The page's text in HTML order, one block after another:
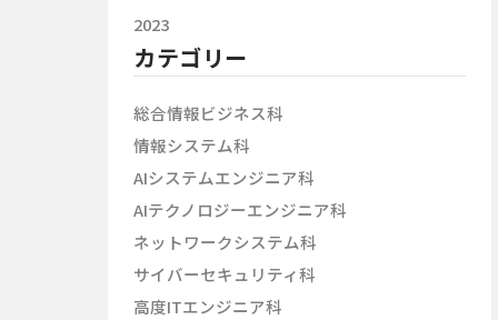
2023
カテゴリー
総合情報ビジネス科
情報システム科
AIシステムエンジニア科
AIテクノロジーエンジニア科
ネットワークシステム科
サイバーセキュリティ科
高度ITエンジニア科